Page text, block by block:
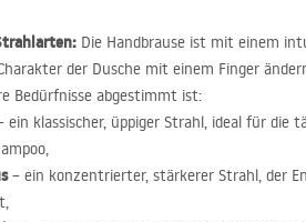
Die Handbrause ist mit einem
der Dusche mit einem Finger
Bedürfnisse abgestimmt ist:
ein klassischer, üppiger Strahl, ideal für die
– ein konzentrierter, stärkerer Strahl, der